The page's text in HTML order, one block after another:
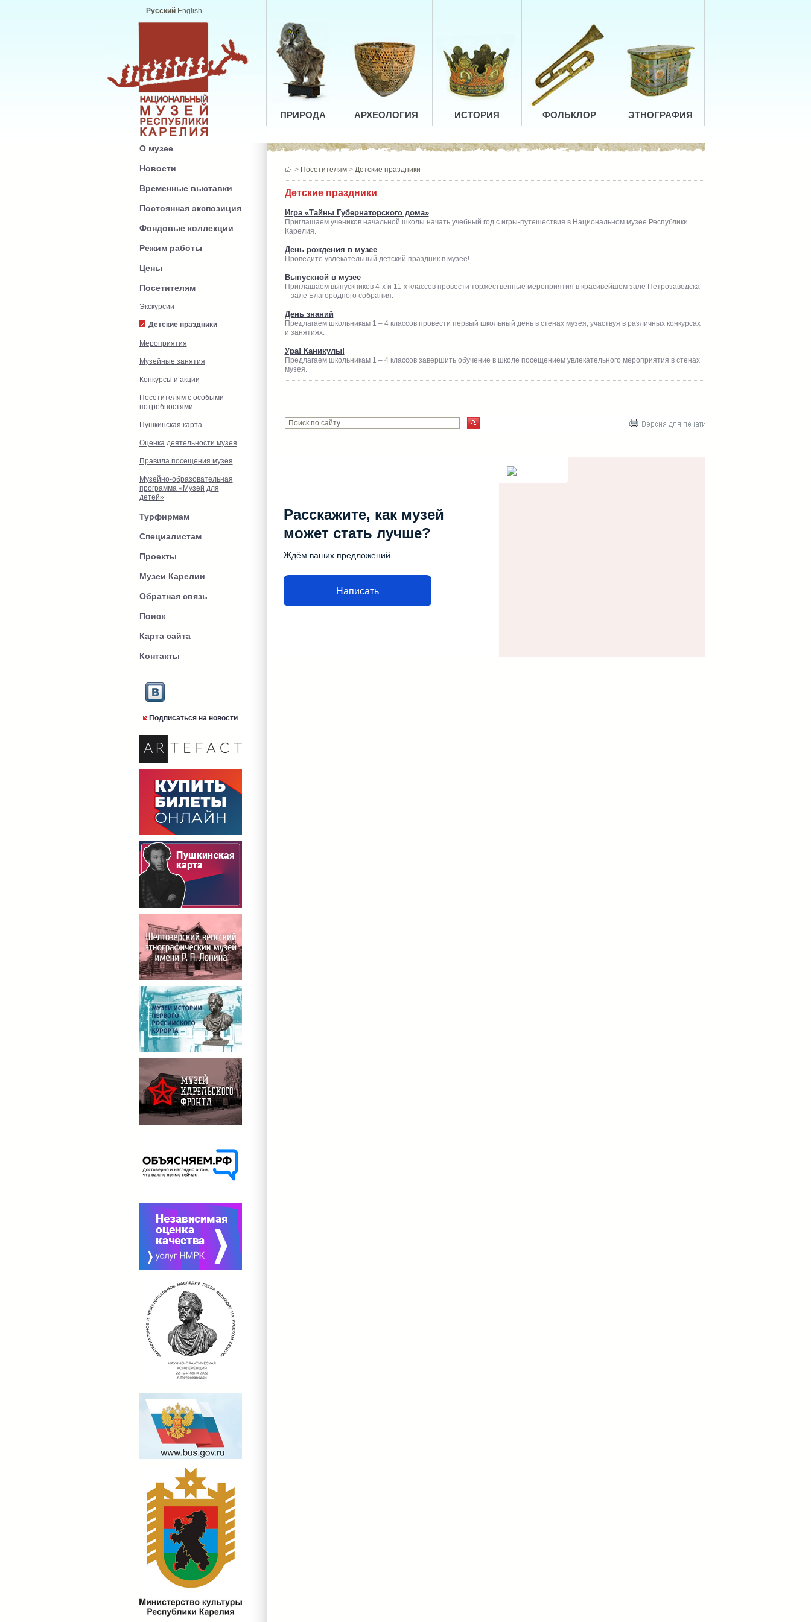
Русский English
ПРИРОДА АРХЕОЛОГИЯ ИСТОРИЯ ФОЛЬКЛОР ЭТНОГРАФИЯ
О музее
Новости
Временные выставки
Постоянная экспозиция
Фондовые коллекции
Режим работы
Цены
Посетителям
Экскурсии
Детские праздники
Мероприятия
Музейные занятия
Конкурсы и акции
Посетителям с особыми
потребностями
Пушкинская карта
Оценка деятельности музея
Правила посещения музея
Музейно-образовательная
программа «Музей для
детей»
Турфирмам
Специалистам
Проекты
Музеи Карелии
Обратная связь
Поиск
Карта сайта
Контакты
Подписаться на новости
> Посетителям> Детские праздники
Детские праздники
Игра «Тайны Губернаторского дома»
Приглашаем учеников начальной школы начать учебный год с игры-путешествия в Национальном музее Республики
Карелия.
День рождения в музее
Проведите увлекательный детский праздник в музее!
Выпускной в музее
Приглашаем выпускников 4-х и 11-х классов провести торжественные мероприятия в красивейшем зале Петрозаводска
– зале Благородного собрания.
День знаний
Предлагаем школьникам 1 – 4 классов провести первый школьный день в стенах музея, участвуя в различных конкурсах
и занятиях.
Ура! Каникулы!
Предлагаем школьникам 1 – 4 классов завершить обучение в школе посещением увлекательного мероприятия в стенах
музея.
Расскажите, как музей
может стать лучше?
Ждём ваших предложений
Написать